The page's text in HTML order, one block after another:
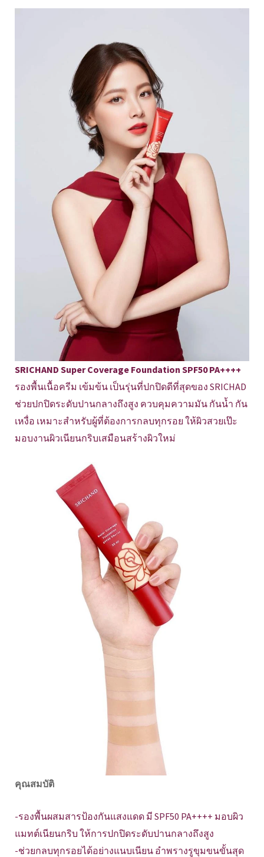
SRICHAND Super Coverage Foundation SPF50 PA++++
รองพื้นเนื้อครีม เข้มข้น เป็นรุ่นที่ปกปิดดีที่สุดของ SRICHAD
ช่วยปกปิดระดับปานกลางถึงสูง ควบคุมความมัน กันน้ำ กัน
เหงื่อ เหมาะสำหรับผู้ที่ต้องการกลบทุกรอย ให้ผิวสวยเป๊ะ
มอบงานผิวเนียนกริบเสมือนสร้างผิวใหม่
คุณสมบัติ
-รองพื้นผสมสารป้องกันแสงแดด มี SPF50 PA++++ มอบผิว
แมทต์เนียนกริบ ให้การปกปิดระดับปานกลางถึงสูง
-ช่วยกลบทุกรอยได้อย่างแนบเนียน อำพรางรูขุมขนขั้นสุด